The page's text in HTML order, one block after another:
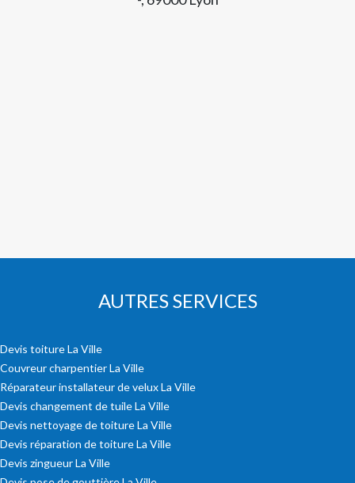
AUTRES SERVICES
Devis toiture La Ville
Couvreur charpentier La Ville
Réparateur installateur de velux La Ville
Devis changement de tuile La Ville
Devis nettoyage de toiture La Ville
Devis réparation de toiture La Ville
Devis zingueur La Ville